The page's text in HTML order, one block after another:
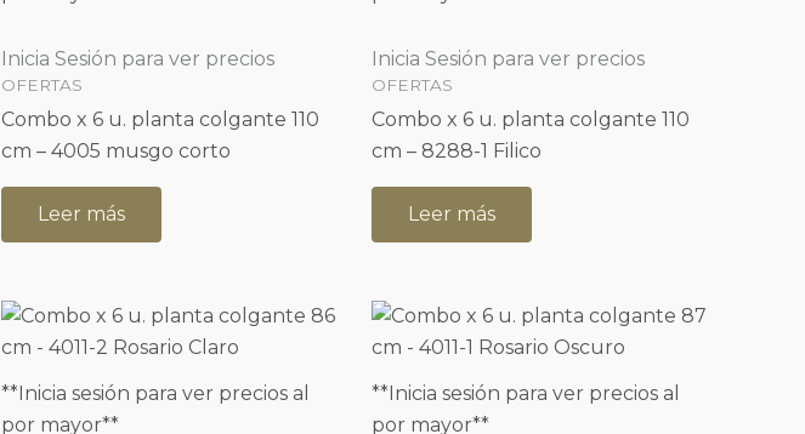
Inicia Sesión para ver precios
OFERTAS
Combo x 6 u. planta colgante 110
cm – 4005 musgo corto
Leer más
Inicia Sesión para ver precios
OFERTAS
Combo x 6 u. planta colgante 110
cm – 8288-1 Filico
Leer más
**Inicia sesión para ver precios al
por mayor**
**Inicia sesión para ver precios al
por mayor**